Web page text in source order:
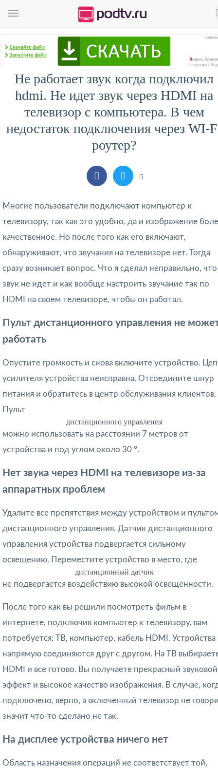
Не работает звук когда подключил
hdmi. Не идет звук через HDMI на
телевизор с компьютера. В чем
недостаток подключения через WI-
роутер?
Многие пользователи подключают компьютер к
телевизору, так как это удобно, да и изображение
качественное. Но после того как его включают,
обнаруживают, что звучания на телевизоре нет. Тогда
сразу возникает вопрос. Что я сделал неправильно, что
звук не идет и как вообще настроить звучание так по
HDMI на своем телевизоре, чтобы он работал.
Пульт дистанционного управления не
работать
Опустите громкость и снова включите устройство.
усилителя устройства неисправна. Отсоедините шнур
питания и обратитесь в центр обслуживания клиентов.
Пульт
дистанционного управления
можно использовать на расстоянии 7 метров от
устройства и под углом около 30 °.
Нет звука через HDMI на телевизоре из-за
аппаратных проблем
Удалите все препятствия между устройством и
дистанционного управления. Датчик дистанционного
управления устройства подвергается сильному
освещению. Переместите устройство в место, где
дистанционный датчик
не подвергается воздействию высокой освещенности.
После того как вы решили посмотреть фильм в
интернете, подключив компьютер к телевизору, вам
потребуется: ТВ, компьютер, кабель HDMI. Устройства
напрямую соединяются друг с другом. На ТВ
HDMI и все готово. Вы получаете прекрасный звуковой
эффект и высокое качество изображения. В случае,
подключено, верно, а включенный телевизор не
значит что-то сделано не так.
На дисплее устройства ничего нет
Область назначения операций не соответствует той,